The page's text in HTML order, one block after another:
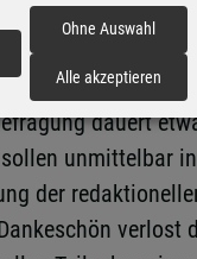
Medien in
besonders
verbessern
dauert
unmittelbar
der
verlost
Ohne Auswahl
Alle akzeptieren